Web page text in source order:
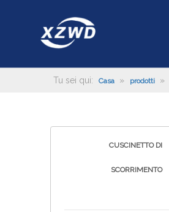
Tu sei qui: Casa » prodotti »
CUSCINETTO DI
SCORRIMENTO